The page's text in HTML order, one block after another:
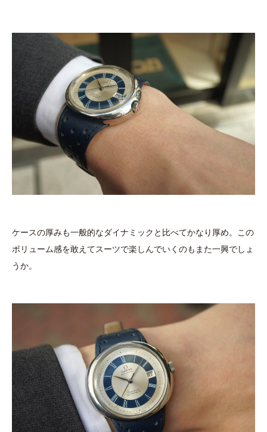
ケースの厚みも一般的なダイナミックと比べてかなり厚め。この
ボリューム感を敢えてスーツで楽しんでいくのもまた一興でしょ
うか。